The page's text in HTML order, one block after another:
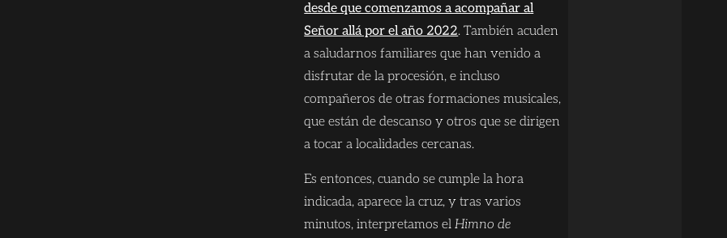
desde que comenzamos a acompañar al
Señor allá por el año 2022. También acuden
a saludarnos familiares que han venido a
disfrutar de la procesión, e incluso
compañeros de otras formaciones musicales,
que están de descanso y otros que se dirigen
a tocar a localidades cercanas.
Es entonces, cuando se cumple la hora
indicada, aparece la cruz, y tras varios
minutos, interpretamos elHimno de